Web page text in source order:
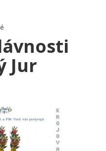
slávnosti
Borský
Svätý
Jur
Jur